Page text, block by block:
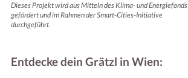
Dieses Projekt wird aus Mitteln des Klima- und Energiefonds
gefördert und im Rahmen der Smart-Cities-Initiative
durchgeführt.
Entdecke dein Grätzl in Wien: